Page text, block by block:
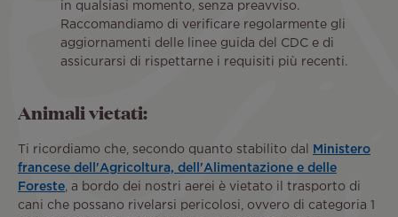
in qualsiasi momento, senza preavviso.
Raccomandiamo di verificare regolarmente gli
aggiornamenti delle linee guida del CDC e di
assicurarsi di rispettarne i requisiti più recenti.
Animali vietati:
Ti ricordiamo che, secondo quanto stabilito dal
Ministero
francese dell'Agricoltura, dell'Alimentazione e delle
Foreste , a bordo dei nostri aerei è vietato il trasporto di
cani che possano rivelarsi pericolosi, ovvero di categoria 1